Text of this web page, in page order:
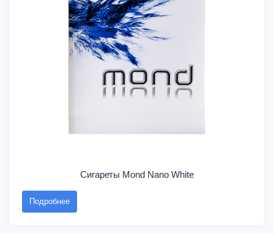
Сигареты Mond Nano White
Подробнее